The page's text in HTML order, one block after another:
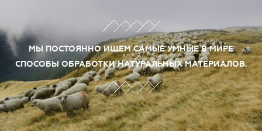
МЫ ПОСТОЯННО ИЩЕМ САМЫЕ УМНЫЕ В МИРЕ
СПОСОБЫ ОБРАБОТКИ НАТУРАЛЬНЫХ МАТЕРИАЛОВ.